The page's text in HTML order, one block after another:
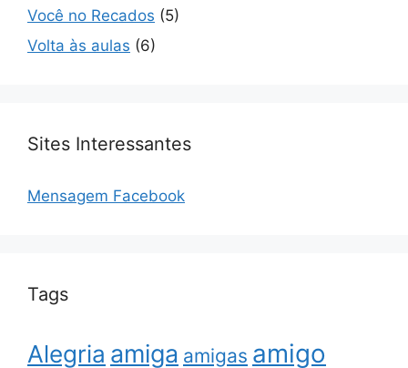
Você no Recados (5)
Volta às aulas (6)
Sites Interessantes
Mensagem Facebook
Tags
Alegria amiga amigas amigo